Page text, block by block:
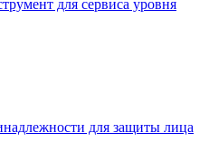
для сервиса уровня
для защиты лица